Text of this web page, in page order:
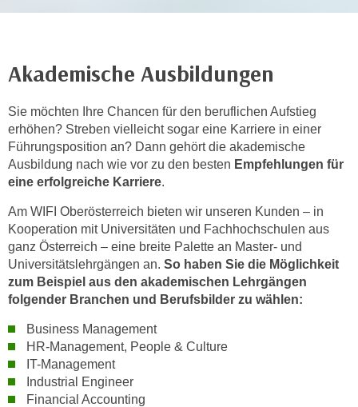
Akademische Ausbildungen
Sie möchten Ihre Chancen für den beruflichen Aufstieg
erhöhen? Streben vielleicht sogar eine Karriere in einer
Führungsposition an? Dann gehört die akademische
Ausbildung nach wie vor zu den besten Empfehlungen für
eine erfolgreiche Karriere.
Am WIFI Oberösterreich bieten wir unseren Kunden – in
Kooperation mit Universitäten und Fachhochschulen aus
ganz Österreich – eine breite Palette an Master- und
Universitätslehrgängen an. So haben Sie die Möglichkeit
zum Beispiel aus den akademischen Lehrgängen
folgender Branchen und Berufsbilder zu wählen:
Business Management
HR-Management, People & Culture
IT-Management
Industrial Engineer
Financial Accounting
t
n
S
e
n
d
i
s
m
C
o
o